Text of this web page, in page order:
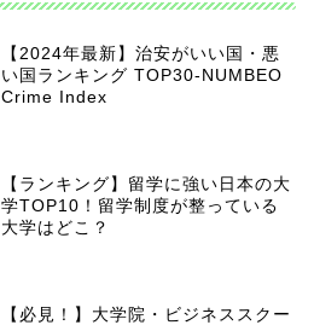
【2024年最新】治安がいい国・悪
い国ランキング TOP30-NUMBEO
Crime Index
【ランキング】留学に強い日本の大
学TOP10！留学制度が整っている
大学はどこ？
【必見！】大学院・ビジネススクー